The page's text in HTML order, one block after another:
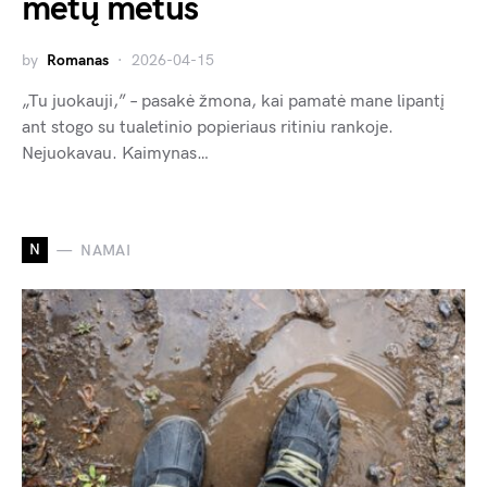
metų metus
by Romanas 2026-04-15
„Tu juokauji,” – pasakė žmona, kai pamatė mane lipantį
ant stogo su tualetinio popieriaus ritiniu rankoje.
Nejuokavau. Kaimynas…
N NAMAI